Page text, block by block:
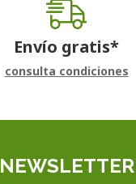
Envío gratis*
consulta condiciones
NEWSLETTER